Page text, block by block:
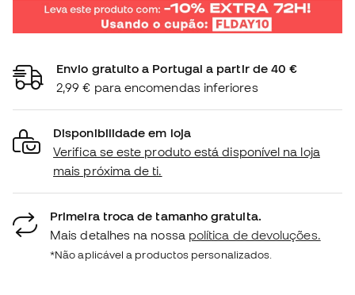
Envio gratuito a Portugal a partir de 40 €
2,99 € para encomendas inferiores
Disponibilidade em loja
Verifica se este produto está disponível na loja
mais próxima de ti.
Primeira troca de tamanho gratuita.
Mais detalhes na nossa política de devoluções.
*Não aplicável a productos personalizados.